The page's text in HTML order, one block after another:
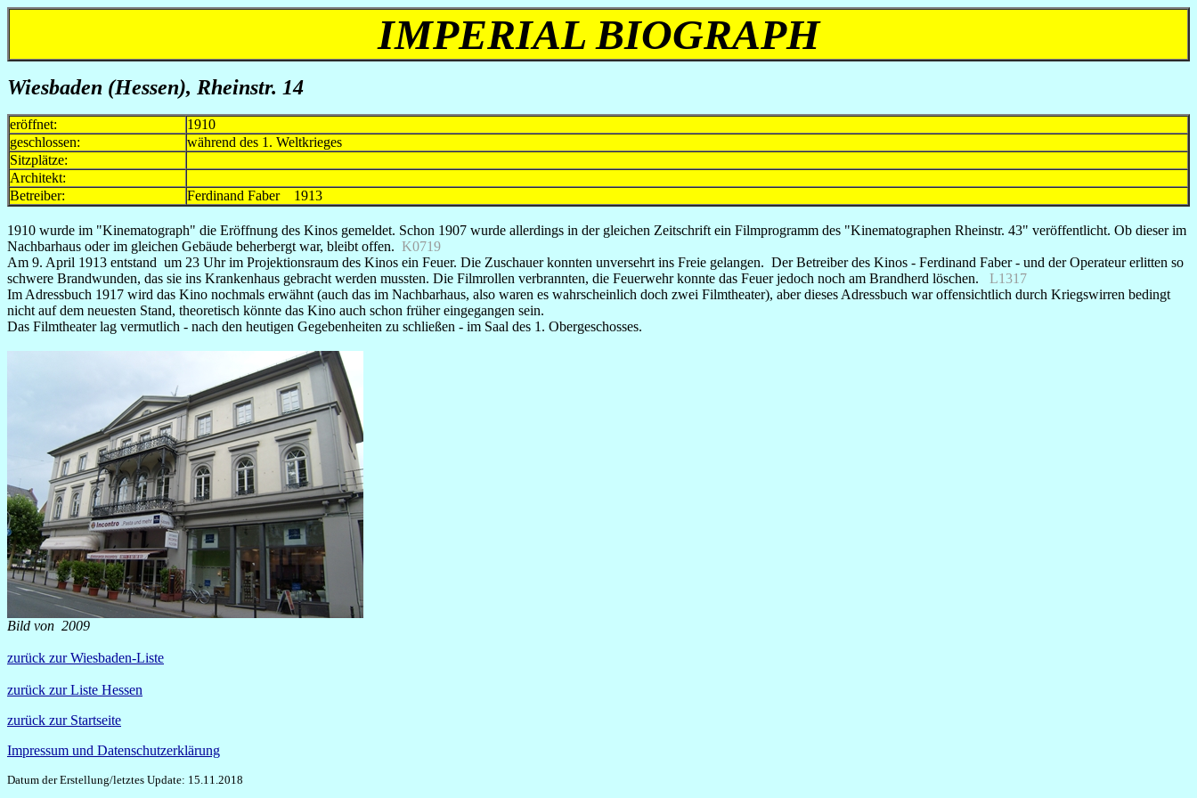
IMPERIAL BIOGRAPH
Wiesbaden (Hessen), Rheinstr. 14
eröffnet:
1910
geschlossen:
während des 1. Weltkrieges
Sitzplätze:
Architekt:
Betreiber:
Ferdinand Faber 1913
1910 wurde im "Kinematograph" die Eröffnung des Kinos gemeldet. Schon 1907 wurde allerdings in der gleichen Zeitschrift ein Filmprogramm des "Kinematographen Rheinstr. 43" veröffentlicht. Ob dieser im
Nachbarhaus oder im gleichen Gebäude beherbergt war, bleibt offen. K0719
Am 9. April 1913 entstand um 23 Uhr im Projektionsraum des Kinos ein Feuer. Die Zuschauer konnten unversehrt ins Freie gelangen. Der Betreiber des Kinos - Ferdinand Faber - und der Operateur erlitten so
schwere Brandwunden, das sie ins Krankenhaus gebracht werden mussten. Die Filmrollen verbrannten, die Feuerwehr konnte das Feuer jedoch noch am Brandherd löschen.
L1317
Im Adressbuch 1917 wird das Kino nochmals erwähnt (auch das im Nachbarhaus, also waren es wahrscheinlich doch zwei Filmtheater), aber dieses Adressbuch war offensichtlich durch Kriegswirren bedingt
nicht auf dem neuesten Stand, theoretisch könnte das Kino auch schon früher eingegangen sein.
Das Filmtheater lag vermutlich - nach den heutigen Gegebenheiten zu schließen - im Saal des 1. Obergeschosses.
Bild von 2009
zurück zur Wiesbaden-Liste
zurück zur Liste Hessen
zurück zur Startseite
Impressum und Datenschutzerklärung
Datum der Erstellung/letztes Update: 15.11.2018